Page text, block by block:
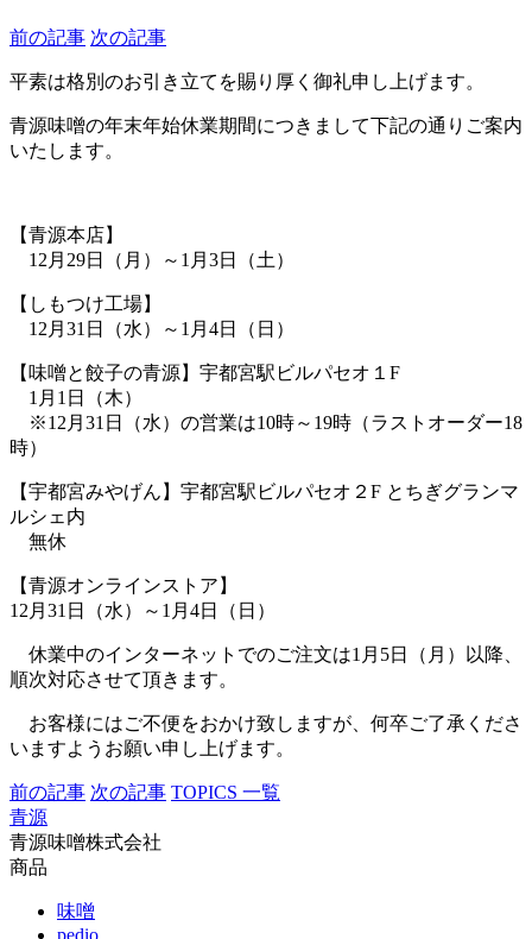
前の記事 次の記事
平素は格別のお引き立てを賜り厚く御礼申し上げます。
青源味噌の年末年始休業期間につきまして下記の通りご案内
いたします。
【青源本店】
12月29日（月）～1月3日（土）
【しもつけ工場】
12月31日（水）～1月4日（日）
【味噌と餃子の青源】宇都宮駅ビルパセオ１F
1月1日（木）
※12月31日（水）の営業は10時～19時（ラストオーダー18
時）
【宇都宮みやげん】宇都宮駅ビルパセオ２F とちぎグランマ
ルシェ内
無休
【青源オンラインストア】
12月31日（水）～1月4日（日）
休業中のインターネットでのご注文は1月5日（月）以降、
順次対応させて頂きます。
お客様にはご不便をおかけ致しますが、何卒ご了承くださ
いますようお願い申し上げます。
前の記事 次の記事 TOPICS 一覧
青源
青源味噌株式会社
商品
味噌
pedio